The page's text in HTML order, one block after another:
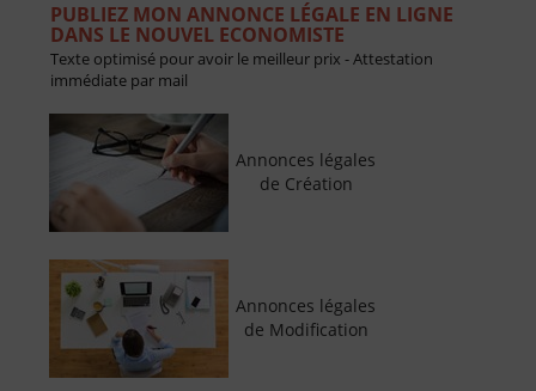
PUBLIEZ MON ANNONCE LÉGALE EN LIGNE
DANS LE NOUVEL ECONOMISTE
Texte optimisé pour avoir le meilleur prix - Attestation
immédiate par mail
Annonces légales
de Création
Annonces légales
de Modification